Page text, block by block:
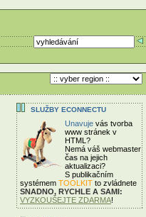
SLUŽBY ECONNECTU
Unavuje vás tvorba
www stránek v
HTML?
Nemá váš webmaster
čas na jejich
aktualizaci?
S publikačním
systémem TOOLKIT to zvládnete
SNADNO, RYCHLE A SAMI:
VYZKOUŠEJTE ZDARMA!